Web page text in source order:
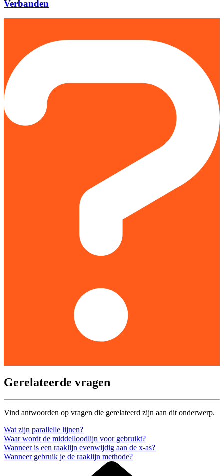
Verbanden
Gerelateerde vragen
Vind antwoorden op vragen die gerelateerd zijn aan dit onderwerp.
Wat zijn parallelle lijnen?
Waar wordt de middelloodlijn voor gebruikt?
Wanneer is een raaklijn evenwijdig aan de x-as?
Wanneer gebruik je de raaklijn methode?